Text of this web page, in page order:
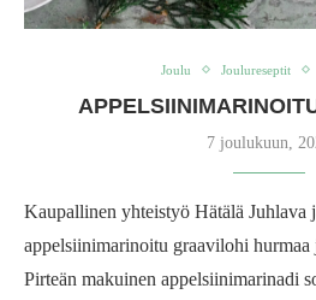
Joulu Joulureseptit
7 joulukuun,
Kaupallinen yhteistyö Hätälä Juhlava
appelsiinimarinoitu graavilohi hurmaa
Pirteän makuinen appelsiinimarinadi